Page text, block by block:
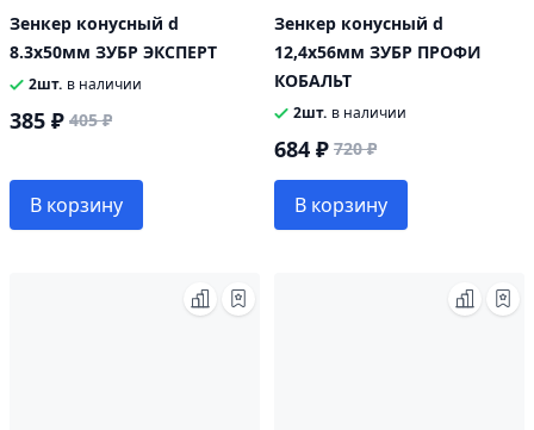
Зенкер конусный d
8.3x50мм ЗУБР ЭКСПЕРТ
2шт. в наличии
385 ₽ 405 ₽
В корзину
Зенкер конусный d
12,4x56мм ЗУБР ПРОФИ
КОБАЛЬТ
2шт. в наличии
684 ₽ 720 ₽
В корзину